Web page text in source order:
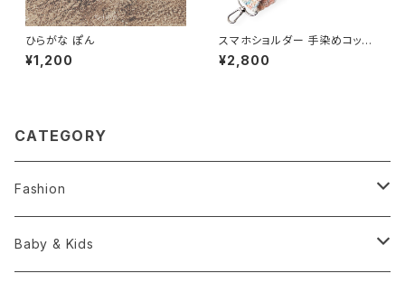
ひらがな ぽん
¥1,200
スマホショルダー 手染めコット
ン100% 淡レインボー スマホス
トラップ
¥2,800
CATEGORY
Fashion
Hats
Baby & Kids